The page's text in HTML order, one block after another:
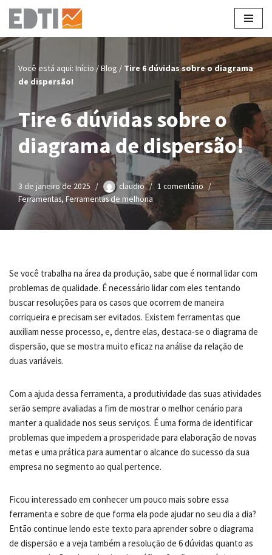
Pular
para
conteúdo
Você está aqui: Início /Blog / Tire 6 dúvidas sobre o diagrama
de dispersão!
Tire 6 dúvidas sobre o
diagrama de dispersão!
3 de janeiro de 2025 claudio
1 comentário
Ferramentas, Ferramentas de melhoria
Se você trabalha na área da produção, sabe que é normal lidar com
problemas de qualidade. É necessário lidar com eles tentando
buscar resoluções para os casos que ocorrem de maneira
corriqueira e precisam ser evitados. Existem ferramentas que
auxiliam nesse processo, e, dentre elas, destaca-se o diagrama de
dispersão, que se mostra muito eficaz na análise da relação de
duas variáveis.
Com a ajuda dessa ferramenta, a produtividade das suas atividades
serão sempre avaliadas a fim de mostrar o melhor cenário para
manter a qualidade nos seus serviços. É uma forma de identificar
problemas que impedem a prosperidade para elaboração de novas
metas e uma prática para aumentar o alcance do sucesso da sua
empresa no segmento ao qual pertence.
Ficou interessado em conhecer um pouco mais sobre essa
ferramenta e sobre de que forma ela pode ajudar no seu dia a dia?
Então continue lendo este texto para aprender sobre o diagrama
de dispersão e a veja também a resolução de 6 dúvidas quanto as